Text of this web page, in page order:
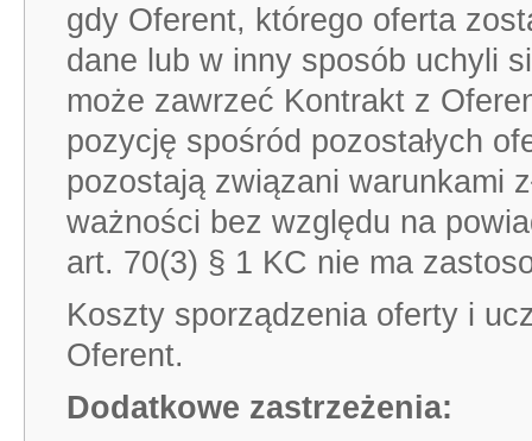
gdy Oferent, którego oferta
dane lub w inny sposób uchyli
może zawrzeć Kontrakt z
pozycję spośród pozostałych
pozostają związani warunkami
ważności bez względu na
art. 70(3) § 1 KC nie ma
Koszty sporządzenia oferty i
Oferent.
Dodatkowe zastrzeżenia: